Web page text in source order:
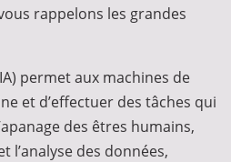
rappelons les grandes
permet aux machines de
et d’effectuer des tâches qui
des êtres humains,
l’analyse des données,